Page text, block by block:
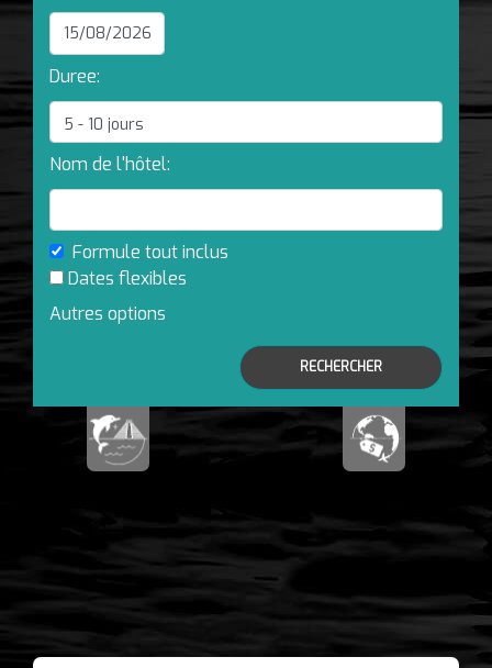
Duree:
Nom de l'hôtel:
Formule tout inclus
Dates flexibles
Autres options
RECHERCHER